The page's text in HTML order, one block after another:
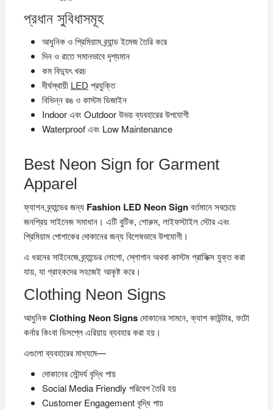
প্রধান সুবিধাসমূহ
আধুনিক ও প্রিমিয়াম ব্র্যান্ড ইমেজ তৈরি করে
দিন ও রাতে সমানভাবে দৃশ্যমান
কম বিদ্যুৎ খরচ
দীর্ঘস্থায়ী LED প্রযুক্তি
বিভিন্ন রঙ ও কাস্টম ডিজাইন
Indoor এবং Outdoor উভয় ব্যবহারের উপযোগী
Waterproof এবং Low Maintenance
Best Neon Sign for Garment
Apparel
ফ্যাশন ব্র্যান্ডের জন্য Fashion LED Neon Signবর্তমানে সবচেয়ে
জনপ্রিয় সাইনেজ সমাধান। এটি বুটিক, শোরুম, লাইফস্টাইল স্টোর এবং
প্রিমিয়াম পোশাকের দোকানের জন্য বিশেষভাবে উপযোগী।
এ ধরনের সাইনেজে ব্র্যান্ডের লোগো, স্লোগান অথবা কাস্টম গ্রাফিক্স যুক্ত করা
যায়, যা গ্রাহকদের সহজেই আকৃষ্ট করে।
Clothing Neon Signs
আধুনিকClothing Neon Signsদোকানের সামনে, ক্যাশ কাউন্টার, ফটো
কর্নার কিংবা ডিসপ্লে এরিয়ায় ব্যবহার করা হয়।
এগুলো ব্যবহারের মাধ্যমে—
দোকানের সৌন্দর্য বৃদ্ধি পায়
Social Media Friendly পরিবেশ তৈরি হয়
Customer Engagement বৃদ্ধি পায়